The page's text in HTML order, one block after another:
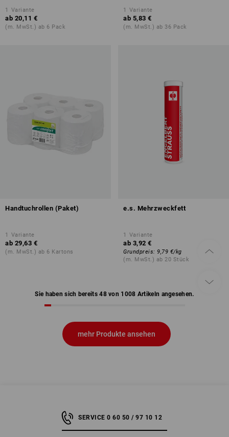
1 Variante
ab 20,11 €
(m. MwSt.) ab 6 Pack
1 Variante
ab 5,83 €
(m. MwSt.) ab 36 Pack
Handtuchrollen (Paket)
1 Variante
ab 29,63 €
(m. MwSt.) ab 6 Kartons
e.s. Mehrzweckfett
1 Variante
ab 3,92 €
Grundpreis: 9,79 €/kg
(m. MwSt.) ab 20 Stück
Sie haben sich bereits 48 von 1008 Artikeln angesehen.
mehr Produkte ansehen
SERVICE 0 60 50 / 97 10 12